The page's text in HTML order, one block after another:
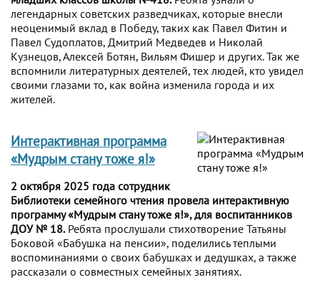
легендарных советских разведчиках, которые внесли
неоценимый вклад в Победу, таких как Павел Фитин и
Павел Судоплатов, Дмитрий Медведев и Николай
Кузнецов, Алексей Ботян, Вильям Фишер и других. Так же
вспомнили литературных деятелей, тех людей, кто увидел
своими глазами то, как война изменила города и их
жителей.
Интерактивная программа
«Мудрым стану тоже я!»
2 октября 2025 года сотрудник
Библиотеки семейного чтения провела интерактивную
программу «Мудрым стану тоже я!», для воспитанников
ДОУ № 18.Ребята прослушали стихотворение Татьяны
Боковой «Бабушка на пенсии», поделились теплыми
воспоминаниями о своих бабушках и дедушках, а также
рассказали о совместных семейных занятиях.